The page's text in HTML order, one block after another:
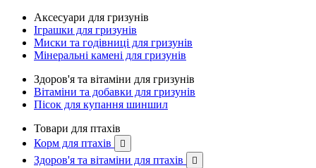
Аксесуари для гризунів
Іграшки для гризунів
Миски та годівниці для гризунів
Мінеральні камені для гризунів
Здоров'я та вітаміни для гризунів
Вітаміни та добавки для гризунів
Пісок для купання шиншил
Товари для птахів
Корм для птахів

Здоров'я та вітаміни для птахів 